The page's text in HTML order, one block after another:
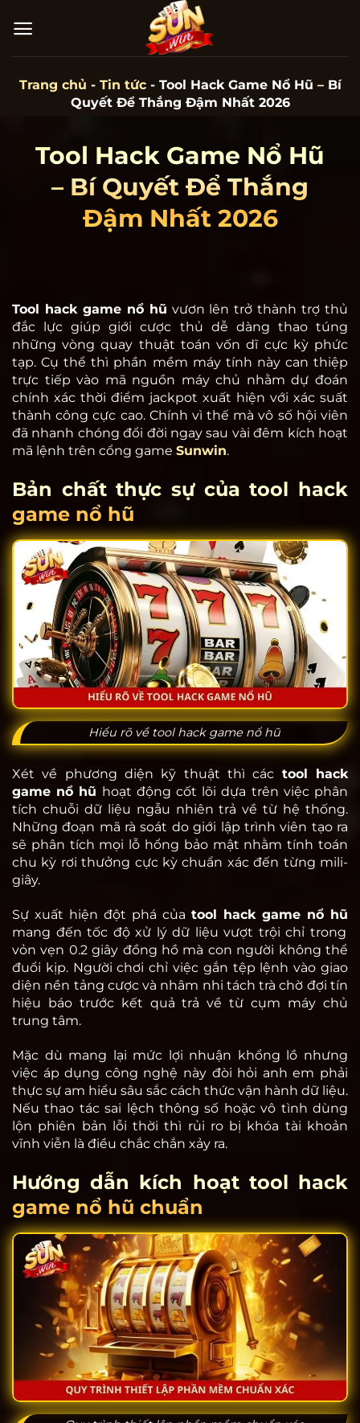
qua
Trang chủ - Tin tức- Tool Hack Game Nổ Hũ – Bí
Quyết Để Thắng Đậm Nhất 2026
Tool Hack Game Nổ Hũ
– Bí Quyết Để Thắng
Đậm Nhất 2026
Tool hack game nổ hũ vươn lên trở thành trợ thủ
đắc lực giúp giới cược thủ dễ dàng thao túng
những vòng quay thuật toán vốn dĩ cực kỳ phức
tạp. Cụ thể thì phần mềm máy tính này can thiệp
trực tiếp vào mã nguồn máy chủ nhằm dự đoán
chính xác thời điểm jackpot xuất hiện với xác suất
thành công cực cao. Chính vì thế mà vô số hội viên
đã nhanh chóng đổi đời ngay sau vài đêm kích hoạt
mã lệnh trên cổng game Sunwin.
Bản chất thực sự của tool hack
game nổ hũ
Hiểu rõ về tool hack game nổ hũ
Xét về phương diện kỹ thuật thì các tool hack
game nổ hũ hoạt động cốt lõi dựa trên việc phân
tích chuỗi dữ liệu ngẫu nhiên trả về từ hệ thống.
Những đoạn mã rà soát do giới lập trình viên tạo ra
sẽ phân tích mọi lỗ hổng bảo mật nhằm tính toán
chu kỳ rơi thưởng cực kỳ chuẩn xác đến từng mili-
giây.
Sự xuất hiện đột phá của tool hack game nổ hũ
mang đến tốc độ xử lý dữ liệu vượt trội chỉ trong
vỏn vẹn 0.2 giây đồng hồ mà con người không thể
đuổi kịp. Người chơi chỉ việc gắn tệp lệnh vào giao
diện nền tảng cược và nhâm nhi tách trà chờ đợi tín
hiệu báo trước kết quả trả về từ cụm máy chủ
trung tâm.
Mặc dù mang lại mức lợi nhuận khổng lồ nhưng
việc áp dụng công nghệ này đòi hỏi anh em phải
thực sự am hiểu sâu sắc cách thức vận hành dữ liệu.
Nếu thao tác sai lệch thông số hoặc vô tình dùng
lộn phiên bản lỗi thời thì rủi ro bị khóa tài khoản
vĩnh viễn là điều chắc chắn xảy ra.
Hướng dẫn kích hoạt tool hack
game nổ hũ chuẩn